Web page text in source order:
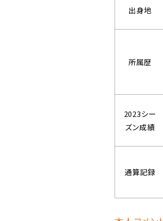
出身地
所属歴
2023シー
ズン成績
通算記録